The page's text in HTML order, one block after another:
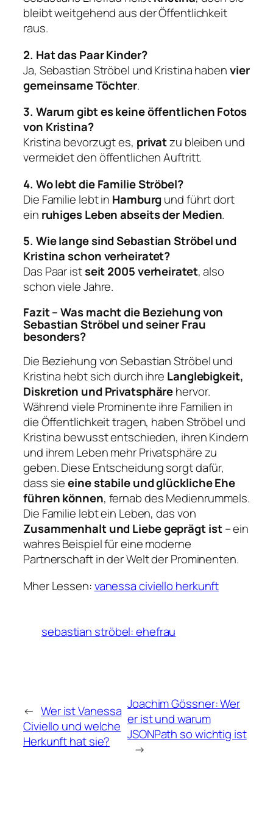
bleibt weitgehend aus der Öffentlichkeit
raus.
2. Hat das Paar Kinder?
Ja, Sebastian Ströbel und Kristina habenvier
gemeinsame Töchter.
3. Warum gibt es keine öffentlichen Fotos
von Kristina?
Kristina bevorzugt es, privatzu bleiben und
vermeidet den öffentlichen Auftritt.
4. Wo lebt die Familie Ströbel?
Die Familie lebt in Hamburg und führt dort
ein ruhiges Leben abseits der Medien.
5. Wie lange sind Sebastian Ströbel und
Kristina schon verheiratet?
Das Paar istseit 2005 verheiratet, also
schon viele Jahre.
Fazit – Was macht die Beziehung von
Sebastian Ströbel und seiner Frau
besonders?
Die Beziehung von Sebastian Ströbel und
Kristina hebt sich durch ihre Langlebigkeit,
Diskretion und Privatsphärehervor.
Während viele Prominente ihre Familien in
die Öffentlichkeit tragen, haben Ströbel und
Kristina bewusst entschieden, ihren Kindern
und ihrem Leben mehr Privatsphäre zu
geben. Diese Entscheidung sorgt dafür,
dass sieeine stabile und glückliche Ehe
führen können, fernab des Medienrummels.
Die Familie lebt ein Leben, das von
Zusammenhalt und Liebe geprägt ist– ein
wahres Beispiel für eine moderne
Partnerschaft in der Welt der Prominenten.
Mher Lessen:vanessa civiello herkunft
sebastian ströbel: ehefrau
← Wer ist Vanessa
Civiello und welche
Herkunft hat sie?
Joachim Gössner: Wer
er ist und warum
JSONPath so wichtig ist
→